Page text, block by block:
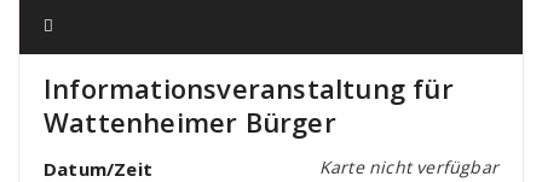
Informationsveranstaltung für
Wattenheimer Bürger
Karte nicht verfügbar
Datum/Zeit